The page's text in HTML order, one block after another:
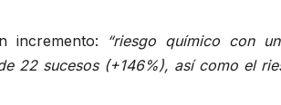
incremento:
“riesgo químico con
22 sucesos (+146%), así como el